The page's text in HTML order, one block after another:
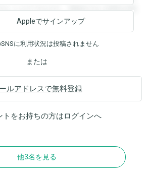
ことができます。登録すると回答を閲
。
Appleでサインアップ
に利用状況は投稿されません
または
ルアドレスで無料登録
トをお持ちの方はログインへ
他3名を見る